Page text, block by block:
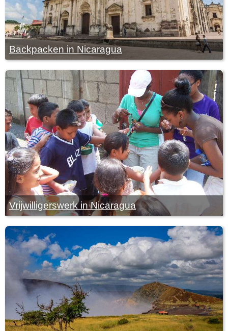
Backpacken in Nicaragua
Vrijwilligerswerk in Nicaragua